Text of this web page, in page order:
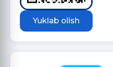
Yuklab olish